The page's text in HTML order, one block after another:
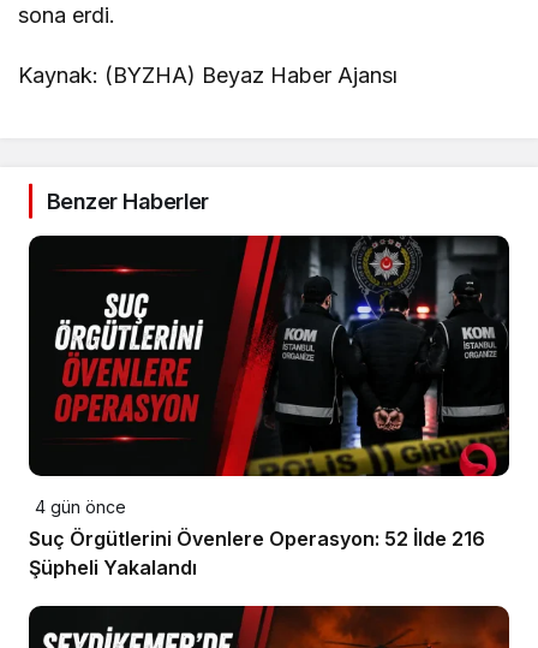
sona erdi.
Kaynak: (BYZHA) Beyaz Haber Ajansı
Benzer Haberler
4 gün önce
Suç Örgütlerini Övenlere Operasyon: 52 İlde 216
Şüpheli Yakalandı